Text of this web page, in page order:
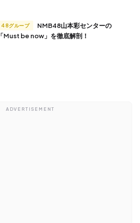
48グループ
「Must be now」を徹底解剖！
ADVERTISEMENT